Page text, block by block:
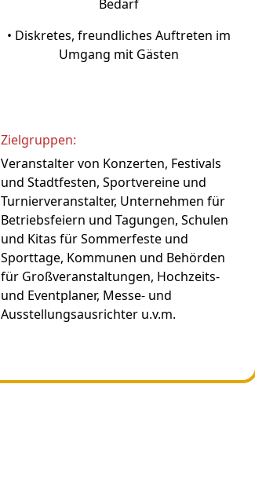
Bedarf
• Diskretes, freundliches Auftreten im
Umgang mit Gästen
Zielgruppen:
Veranstalter von Konzerten, Festivals
und Stadtfesten, Sportvereine und
Turnierveranstalter, Unternehmen für
Betriebsfeiern und Tagungen, Schulen
und Kitas für Sommerfeste und
Sporttage, Kommunen und Behörden
für Großveranstaltungen, Hochzeits-
und Eventplaner, Messe- und
Ausstellungsausrichter u.v.m.